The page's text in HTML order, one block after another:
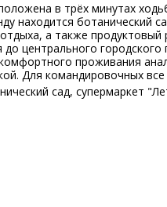
в трёх минутах
находится ботанический
а также продуктовый
центрального городского
проживания
Для командировочных
сад, cупермаркет